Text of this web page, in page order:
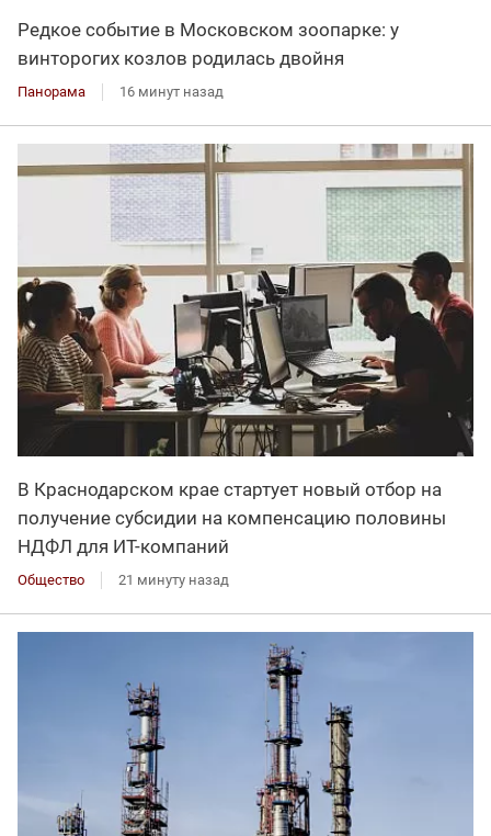
Редкое событие в Московском зоопарке: у
винторогих козлов родилась двойня
Панорама 16 минут назад
В Краснодарском крае стартует новый отбор на
получение субсидии на компенсацию половины
НДФЛ для ИT-компаний
Общество 21 минуту назад